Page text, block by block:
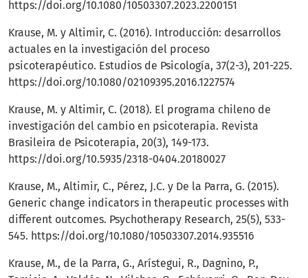
https://doi.org/10.1080/10503307.2023.2200151
Krause, M. y Altimir, C. (2016). Introducción: desarrollos
actuales en la investigación del proceso
psicoterapéutico. Estudios de Psicología, 37(2-3), 201-225.
https://doi.org/10.1080/02109395.2016.1227574
Krause, M. y Altimir, C. (2018). El programa chileno de
investigación del cambio en psicoterapia. Revista
Brasileira de Psicoterapia, 20(3), 149-173.
https://doi.org/10.5935/2318-0404.20180027
Krause, M., Altimir, C., Pérez, J.C. y De la Parra, G. (2015).
Generic change indicators in therapeutic processes with
different outcomes. Psychotherapy Research, 25(5), 533-
545. https://doi.org/10.1080/10503307.2014.935516
Krause, M., de la Parra, G., Arístegui, R., Dagnino, P.,